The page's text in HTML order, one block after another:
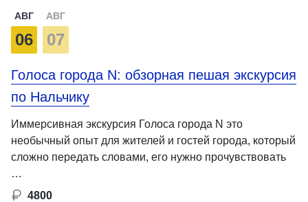
АВГ
06
АВГ
07
Голоса города N: обзорная пешая экскурсия
по Нальчику
Иммерсивная экскурсия Голоса города N это
необычный опыт для жителей и гостей города, который
сложно передать словами, его нужно прочувствовать
…
4800